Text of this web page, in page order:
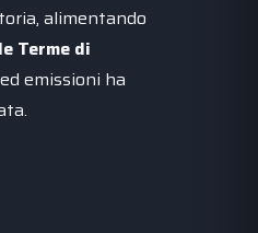
alimentando
Terme di
emissioni ha